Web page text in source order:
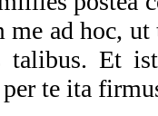
ad hoc,
talibus. Et
te ita